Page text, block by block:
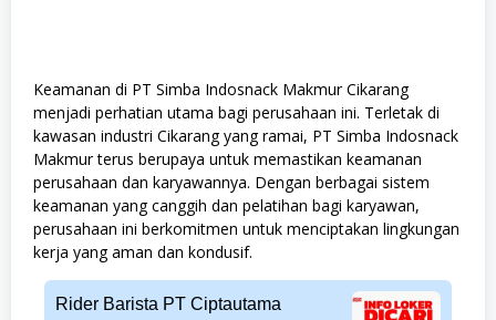
Keamanan di PT Simba Indosnack Makmur Cikarang
menjadi perhatian utama bagi perusahaan ini. Terletak di
kawasan industri Cikarang yang ramai, PT Simba Indosnack
Makmur terus berupaya untuk memastikan keamanan
perusahaan dan karyawannya. Dengan berbagai sistem
keamanan yang canggih dan pelatihan bagi karyawan,
perusahaan ini berkomitmen untuk menciptakan lingkungan
kerja yang aman dan kondusif.
Rider Barista PT Ciptautama